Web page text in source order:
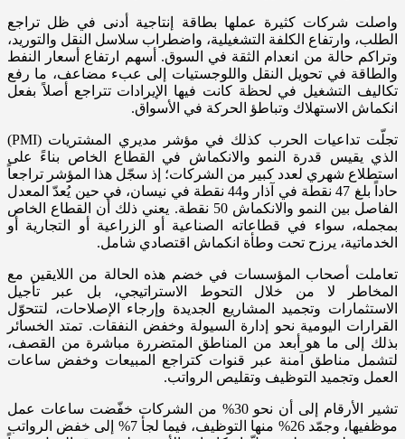
واصلت شركات كثيرة عملها بطاقة إنتاجية أدنى في ظل تراجع
الطلب، وارتفاع الكلفة التشغيلية، واضطراب سلاسل النقل والتوريد،
وتراكم حالة من انعدام الثقة في السوق. أسهم ارتفاع أسعار النفط
والطاقة في تحويل النقل واللوجستيات إلى عبء مضاعف، ما رفع
تكاليف التشغيل في لحظة كانت فيها الإيرادات تتراجع أصلاً بفعل
انكماش الاستهلاك وتباطؤ الحركة في الأسواق.
تجلّت تداعيات الحرب كذلك في مؤشر مديري المشتريات (PMI)
الذي يقيس قدرة النمو والانكماش في القطاع الخاص بناءً على
استطلاع شهري لعدد كبير من الشركات؛ إذ سجّل هذا المؤشر تراجعاً
حاداً بلغ 47 نقطة في آذار و44 نقطة في نيسان، في حين يُعدّ المعدل
الفاصل بين النمو والانكماش 50 نقطة. يعني ذلك أن القطاع الخاص
بمجمله، سواء في قطاعاته الصناعية أو الزراعية أو التجارية أو
الخدماتية، يرزح تحت وطأة انكماش اقتصادي شامل.
تعاملت أصحاب المؤسسات في خضم هذه الحالة من اللايقين مع
المخاطر لا من خلال التحوط الاستراتيجي، بل عبر تأجيل
الاستثمارات وتجميد المشاريع الجديدة وإرجاء الإصلاحات، لتتحوّل
القرارات اليومية نحو إدارة السيولة وخفض النفقات. تمتد الخسائر
بذلك إلى ما هو أبعد من المناطق المتضررة مباشرة من القصف،
لتشمل مناطق آمنة عبر قنوات كتراجع المبيعات وخفض ساعات
العمل وتجميد التوظيف وتقليص الرواتب.
تشير الأرقام إلى أن نحو 30% من الشركات خفّضت ساعات عمل
موظفيها، وجمّد 26% منها التوظيف، فيما لجأ 7% إلى خفض الرواتب